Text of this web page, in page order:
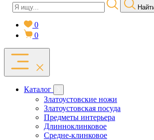
0
0
Каталог
Златоустовские ножи
Златоустовская посуда
Предметы интерьера
Длинноклинковое
Средне-клинковое